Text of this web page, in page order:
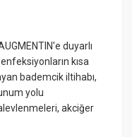
duyarlı
kısa
bademcik iltihabı,
yolu
akciğer